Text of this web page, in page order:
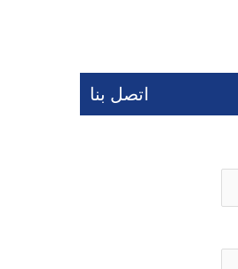
اتصل بنا